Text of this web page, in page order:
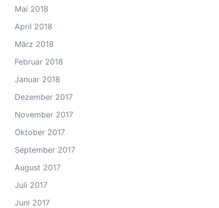
Mai 2018
April 2018
März 2018
Februar 2018
Januar 2018
Dezember 2017
November 2017
Oktober 2017
September 2017
August 2017
Juli 2017
Juni 2017